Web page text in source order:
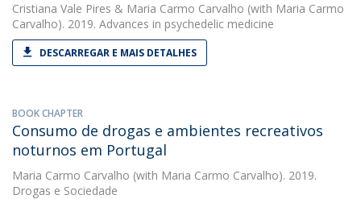
Cristiana Vale Pires & Maria Carmo Carvalho (with Maria Carmo
Carvalho). 2019. Advances in psychedelic medicine
DESCARREGAR E MAIS DETALHES
BOOK CHAPTER
Consumo de drogas e ambientes recreativos
noturnos em Portugal
Maria Carmo Carvalho (with Maria Carmo Carvalho). 2019.
Drogas e Sociedade